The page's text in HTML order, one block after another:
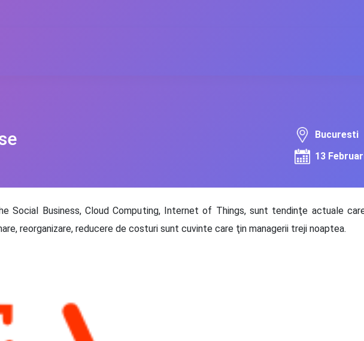
Bucuresti
13
Social Business, Cloud Computing, Internet of Things, sunt tendinţe actuale
reorganizare, reducere de costuri sunt cuvinte care ţin managerii treji noaptea.